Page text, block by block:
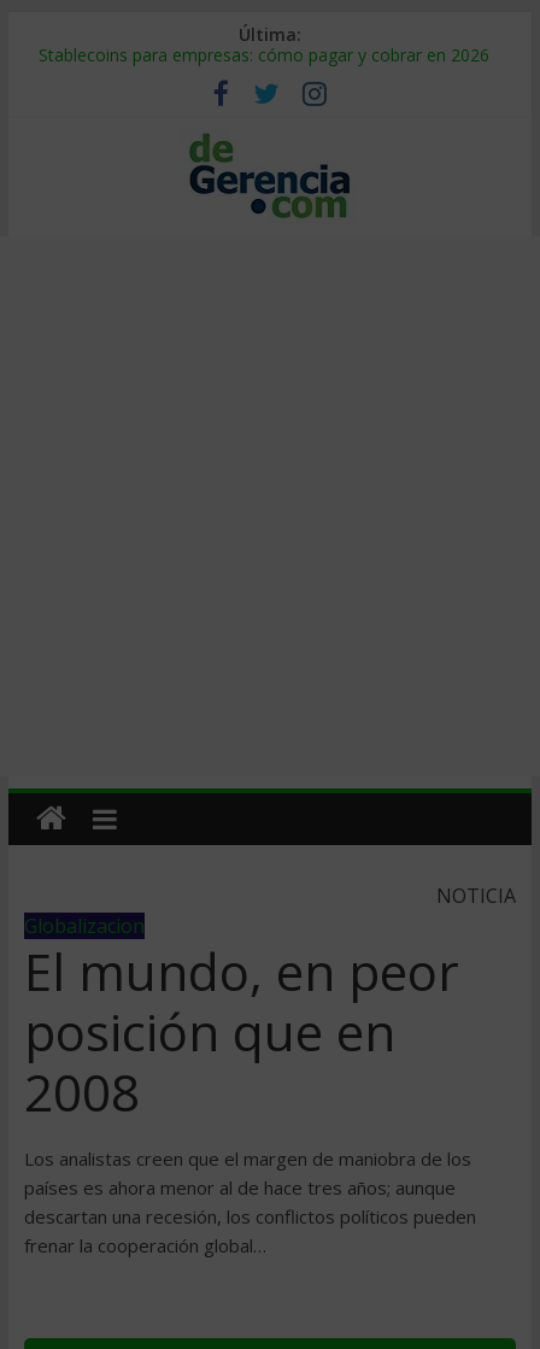
Última:
Stablecoins para empresas: cómo pagar y cobrar en 2026
Despido silencioso: qué es y por qué sale tan caro
IA en selección de personal: cómo auditarla a tiempo
Trabajo forzoso en la cadena de suministro: qué hacer
Mercado hispano de EE. UU.: cómo segmentarlo y venderle
NOTICIA
Globalizacion
El mundo, en peor
posición que en
2008
Los analistas creen que el margen de maniobra de los
países es ahora menor al de hace tres años; aunque
descartan una recesión, los conflictos políticos pueden
frenar la cooperación global…